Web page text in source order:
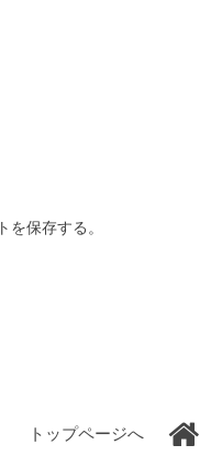
保存する。
トップページへ